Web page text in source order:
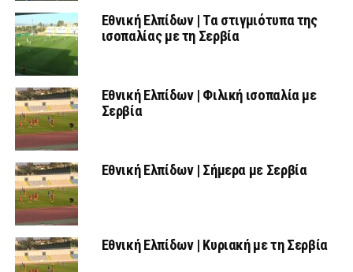
Εθνική Ελπίδων | Τα στιγμιότυπα της
ισοπαλίας με τη Σερβία
Εθνική Ελπίδων | Φιλική ισοπαλία με
Σερβία
Εθνική Ελπίδων | Σήμερα με Σερβία
Εθνική Ελπίδων | Κυριακή με τη Σερβία